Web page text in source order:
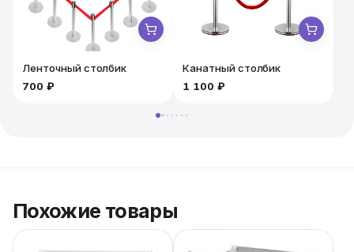
Ленточный столбик
700 ₽
Канатный столбик
1 100 ₽
Похожие товары